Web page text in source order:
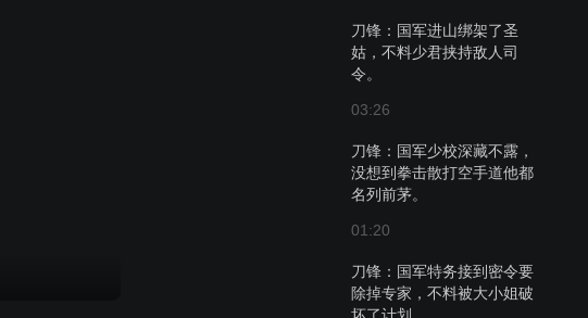
刀锋：国军进山绑架了圣
姑，不料少君挟持敌人司
令。
03:26
刀锋：国军少校深藏不露，
没想到拳击散打空手道他都
名列前茅。
01:20
刀锋：国军特务接到密令要
除掉专家，不料被大小姐破